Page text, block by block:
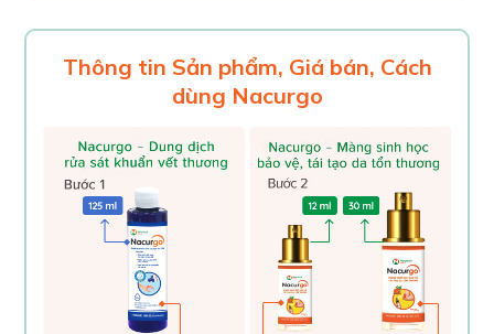
Thông tin Sản phẩm, Giá bán, Cách
dùng Nacurgo